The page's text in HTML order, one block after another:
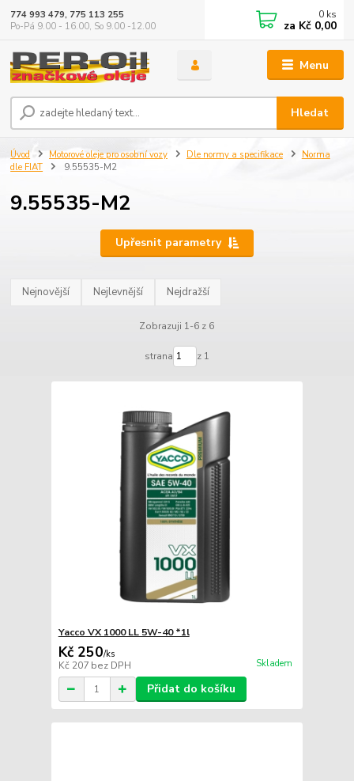
Menu
Hledat
774 993 479, 775 113 255
Po-Pá 9.00 - 16.00, So 9.00 -12.00
0 ks
za Kč 0,00
Úvod Motorové oleje pro osobní vozy Dle normy a specifikace
Norma
dle FIAT
9.55535-M2
9.55535-M2
Upřesnit parametry
Nejnovější Nejlevnější Nejdražší
Zobrazuji 1-6 z 6
strana z 1
Yacco VX 1000 LL 5W-40 *1l
Kč 250/ks
Kč 207 bez DPH Skladem
Přidat do košíku